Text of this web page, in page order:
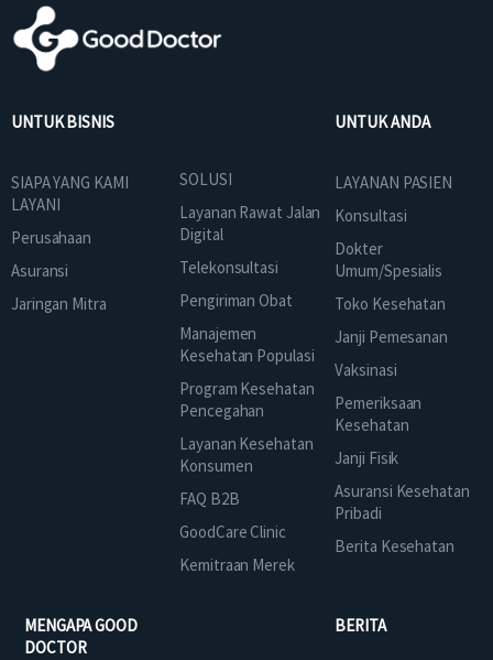
UNTUK BISNIS
SIAPA YANG KAMI
LAYANI
Perusahaan
Asuransi
Jaringan Mitra
SOLUSI
Layanan Rawat Jalan
Digital
Telekonsultasi
Pengiriman Obat
Manajemen
Kesehatan Populasi
Program Kesehatan
Pencegahan
Layanan Kesehatan
Konsumen
FAQ B2B
GoodCare Clinic
Kemitraan Merek
UNTUK ANDA
LAYANAN PASIEN
Konsultasi
Dokter
Umum/Spesialis
Toko Kesehatan
Janji Pemesanan
Vaksinasi
Pemeriksaan
Kesehatan
Janji Fisik
Asuransi Kesehatan
Pribadi
Berita Kesehatan
MENGAPA GOOD
DOCTOR
BERITA